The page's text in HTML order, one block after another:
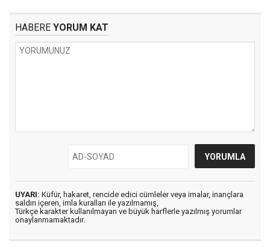
HABERE YORUM KAT
UYARI: Küfür, hakaret, rencide edici cümleler veya imalar, inançlara
saldırı içeren, imla kuralları ile yazılmamış,
Türkçe karakter kullanılmayan ve büyük harflerle yazılmış yorumlar
onaylanmamaktadır.